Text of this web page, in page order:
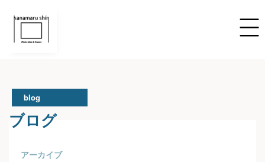
blog
ブログ
アーカイブ